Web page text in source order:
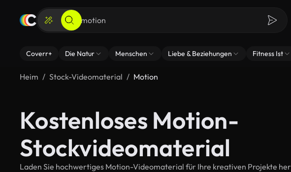
Coverr+ Die Natur Menschen Liebe & Beziehungen Fitness Ist
Heim Stock-Videomaterial Motion
Kostenloses Motion-
Stockvideomaterial
Laden Sie hochwertiges Motion-Videomaterial für Ihre kreativen Projekte